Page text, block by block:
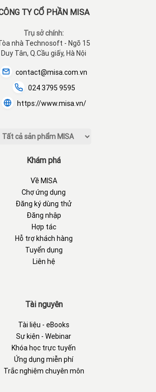
TY CỔ PHẦN MISA
Trụ sở chính:
nhà Technosoft - Ngõ 15
Duy Tân, Q.Cầu giấy, Hà Nội
contact@misa.com.vn
024 3795 9595
https://www.misa.vn/
Khám phá
Về MISA
Chợ ứng dụng
Đăng ký dùng thử
Đăng nhập
Hợp tác
Hỗ trợ khách hàng
Tuyển dụng
Liên hệ
Tài nguyên
Tài liệu - eBooks
Sự kiện - Webinar
Khóa học trực tuyến
Ứng dụng miễn phí
Trắc nghiệm chuyên môn